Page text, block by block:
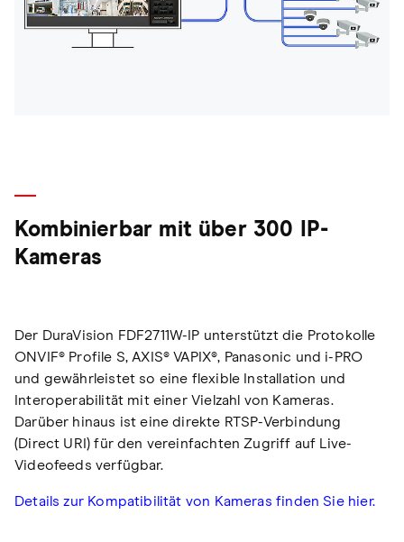
Kombinierbar mit über 300 IP-
Kameras
Der DuraVision FDF2711W-IP unterstützt die Protokolle
ONVIF® Profile S, AXIS® VAPIX®, Panasonic und i-PRO
und gewährleistet so eine flexible Installation und
Interoperabilität mit einer Vielzahl von Kameras.
Darüber hinaus ist eine direkte RTSP-Verbindung
(Direct URI) für den vereinfachten Zugriff auf Live-
Videofeeds verfügbar.
Details zur Kompatibilität von Kameras finden Sie hier.